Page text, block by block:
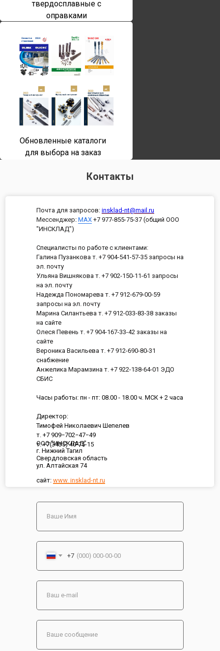
твердосплавные с
оправками
Обновленные каталоги
для выбора на заказ
Контакты
ООО "ИНСКЛАД"
г. Нижний Тагил
Свердловская область
ул. Алтайская 74
сайт: www. insklad-nt.ru
Почта для запросов: insklad-nt@mail.ru
Мессенджер: MAX +7 977-855-75-37 (общий ООО
"ИНСКЛАД")
Специалисты по работе с клиентами:
Галина Пузанкова т. +7 904-541-57-35 запросы на
эл. почту
Ульяна Вишнякова т. +7 902-150-11-61 запросы
на эл. почту
Надежда Пономарева т. +7 912-679-00-59
запросы на эл. почту
Марина Силантьева т. +7 912-033-83-38 заказы
на сайте
Олеся Певень т. +7 904-167-33-42 заказы на
сайте
Вероника Васильева т. +7 912-690-80-31
снабжение
Анжелика Марамзина т. +7 922-138-64-01 ЭДО
СБИС
Часы работы: пн - пт: 08.00 - 18.00 ч. МСК + 2 часа
Директор:
Тимофей Николаевич Шепелев
т. +7 909−702−47−49
т. +7(3435) 40-75-15
+7